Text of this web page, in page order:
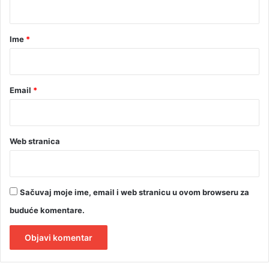
rIme *
Email *
Web stranica
Sačuvaj moje ime, email i web stranicu u ovom browseru za
buduće komentare.